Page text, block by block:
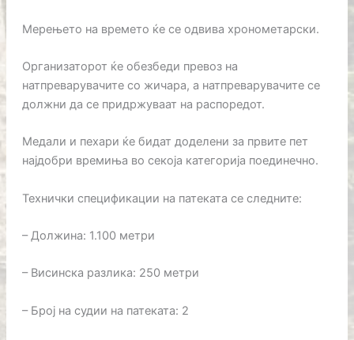
Мерењето на времето ќе се одвива хронометарски.
Организаторот ќе обезбеди превоз на
натпреварувачите со жичара, а натпреварувачите се
должни да се придржуваат на распоредот.
Медали и пехари ќе бидат доделени за првите пет
најдобри времиња во секоја категорија поединечно.
Технички спецификации на патеката се следните:
– Должина: 1.100 метри
– Висинска разлика: 250 метри
– Број на судии на патеката: 2